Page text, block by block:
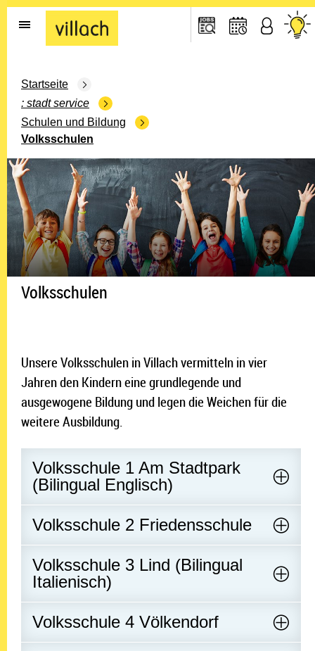
Gehe zur Startseite
Startseite
stadt service
Schulen und Bildung
Volksschulen
Volksschulen
Unsere Volksschulen in Villach vermitteln in vier
Jahren den Kindern eine grundlegende und
ausgewogene Bildung und legen die Weichen für die
weitere Ausbildung.
Volksschule 1 Am Stadtpark
(Bilingual Englisch)
Volksschule 2 Friedensschule
Volksschule 3 Lind (Bilingual
Italienisch)
Volksschule 4 Völkendorf